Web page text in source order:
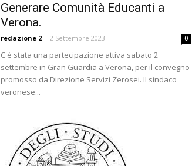
Generare Comunità Educanti a
Verona.
redazione 2 - 2 Settembre 2023 0
C'è stata una partecipazione attiva sabato 2
settembre in Gran Guardia a Verona, per il convegno
promosso da Direzione Servizi Zerosei. Il sindaco
veronese...